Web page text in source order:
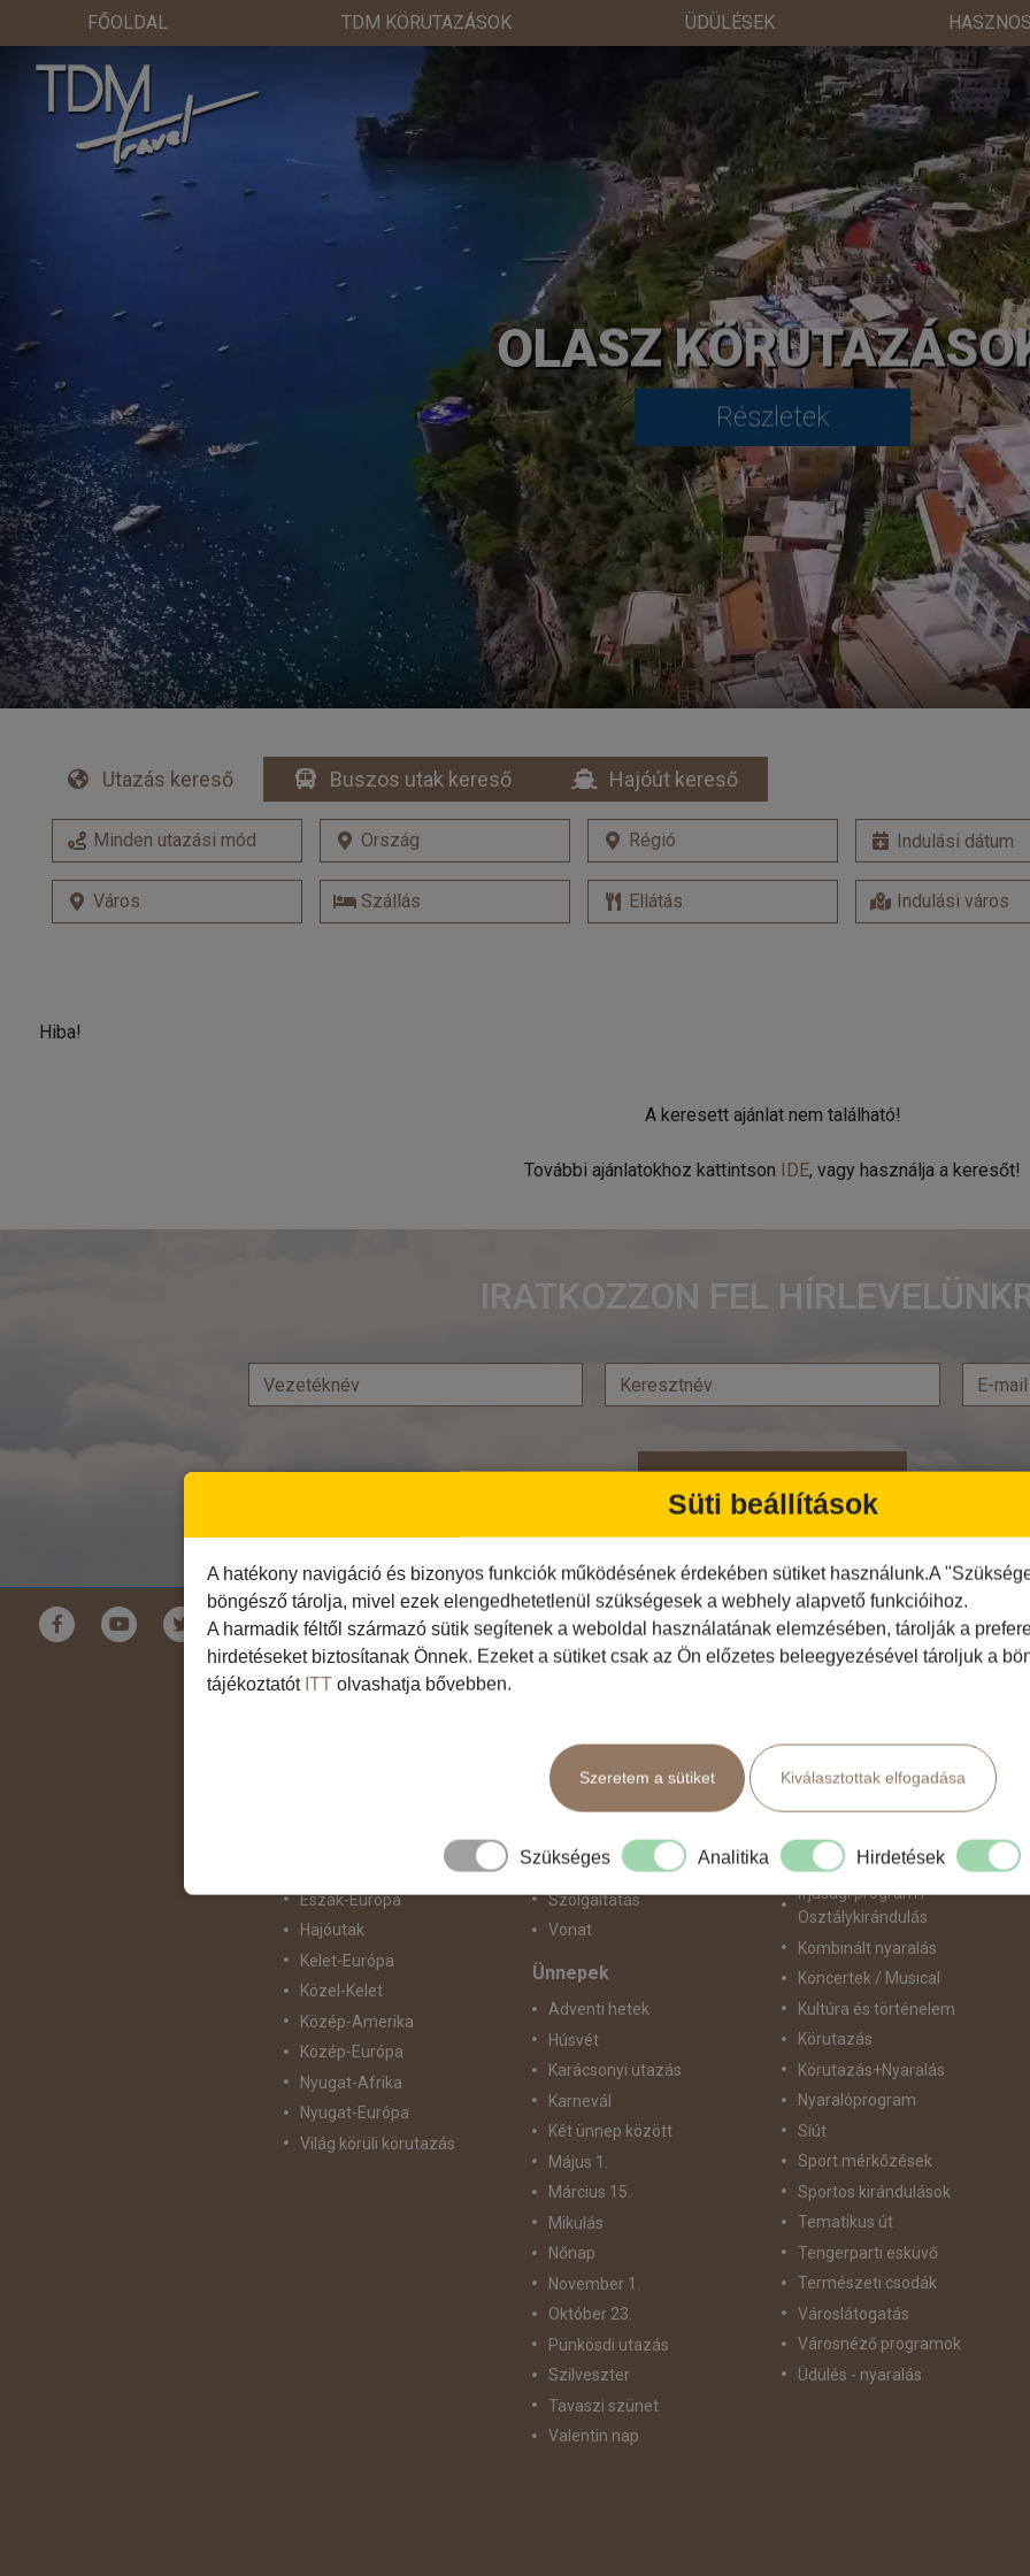
FŐOLDAL TDM KÖRUTAZÁSOK ÜDÜLÉSEK
OLASZ
Részletek
Utazás kereső Buszos utak kereső Hajóút kereső
Hiba!
A keresett ajánlat nem található!
További ajánlatokhoz kattintson IDE, vagy használja a keresőt!
IRATKOZZON FEL
Feliratkozás
Földrészek
Ausztrália
Ázsia
Észak-Európa
Hajóutak
Kelet-Európa
Közel-Kelet
Közép-Amerika
Közép-Európa
Nyugat-Afrika
Nyugat-Európa
Világ körüli körutazás
Közlekedés
Busszal
Fly & Drive
Hajó
repülő+busz
repülő+hajó
Repülővel
Szolgáltatás
Vonat
Ünnepek
Adventi hetek
Húsvét
Karácsonyi utazás
Karnevál
Két ünnep között
Május 1.
Március 15.
Mikulás
Nőnap
November 1.
Október 23.
Pünkösdi utazás
Szilveszter
Tavaszi szünet
Valentin nap
Programtípus
1 napos utak
Egzotikus út
Fesztiválok
Golfút
Gyalogtúra
Hajóút
Ifjúsági program /
Osztálykirándulás
Kombinált nyaralás
Koncertek / Musical
Kultúra és történelem
Körutazás
Körutazás+Nyaralás
Nyaralóprogram
Síút
Sport mérkőzések
Sportos kirándulások
Tematikus út
Tengerparti esküvő
Természeti csodák
Városlátogatás
Városnéző programok
Üdülés - nyaralás
Süti beállítások
A hatékony navigáció és bizonyos funkciók működésének érdekében sütiket használunk.A
böngésző tárolja, mivel ezek elengedhetetlenül szükségesek a webhely alapvető funkcióihoz.
A harmadik féltől származó sütik segítenek a weboldal használatának elemzésében, tárolják a
hirdetéseket biztosítanak Önnek. Ezeket a sütiket csak az Ön előzetes beleegyezésével tároljuk a
tájékoztatót ITT olvashatja bővebben.
Szeretem a sütiket Kiválasztottak elfogadása
Szükséges Analitika Hirdetések